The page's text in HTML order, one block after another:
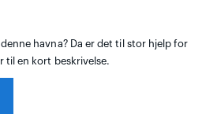
havna? Da er det til stor hjelp for
en kort beskrivelse.